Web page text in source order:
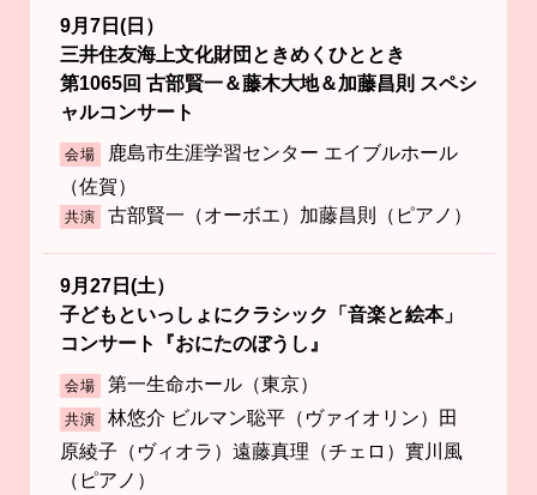
9月7日(日）
三井住友海上文化財団ときめくひととき
第1065回 古部賢一＆藤木大地＆加藤昌則 スペシ
ャルコンサート
会場
鹿島市生涯学習センター エイブルホール
（佐賀）
共演 古部賢一（オーボエ）加藤昌則（ピアノ）
9月27日(土）
子どもといっしょにクラシック「音楽と絵本」
コンサート『おにたのぼうし』
会場 第一生命ホール（東京）
共演
林悠介 ビルマン聡平（ヴァイオリン）田
原綾子（ヴィオラ）遠藤真理（チェロ）實川風
（ピアノ）